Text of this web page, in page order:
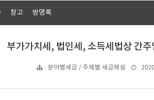
창고 방명록
부가가치세, 법인세, 소득세법상 간
분야별세금 / 주제별 세금해설